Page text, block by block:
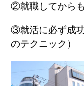
②就職してから
③就活に必ず成
のテクニック）